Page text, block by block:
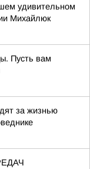
удивительном
Михайлюк
Пусть вам
за жизнью